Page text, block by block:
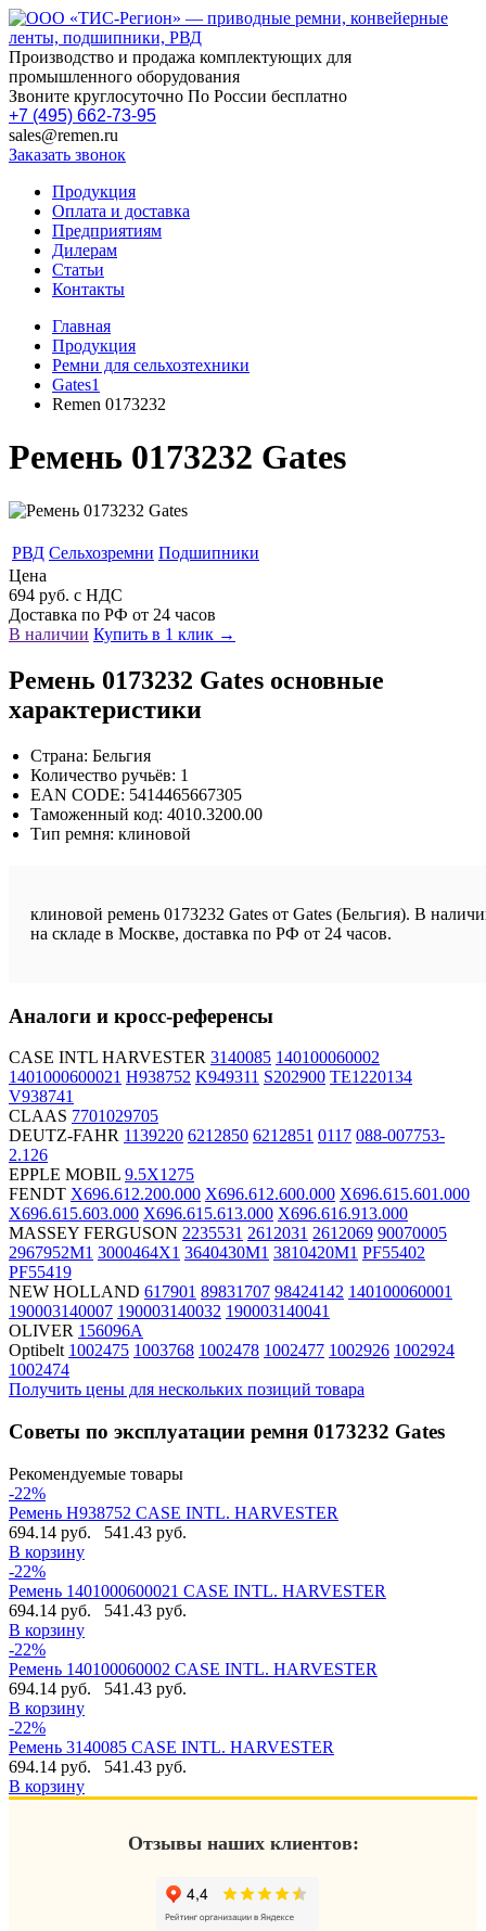
Производство и продажа комплектующих для
промышленного оборудования
Звоните круглосуточно По России бесплатно
+7 (495) 662-73-95
sales@remen.ru
Заказать звонок
Продукция
Оплата и доставка
Предприятиям
Дилерам
Статьи
Контакты
Главная
Продукция
Ремни для сельхозтехники
Gates1
Remen 0173232
Ремень 0173232 Gates
РВД Сельхозремни Подшипники
Цена
694 руб. с НДС
Доставка по РФ от 24 часов
В наличии Купить в 1 клик →
Ремень 0173232 Gates основные
характеристики
Страна: Бельгия
Количество ручьёв: 1
EAN CODE: 5414465667305
Таможенный код: 4010.3200.00
Тип ремня: клиновой
клиновой ремень 0173232 Gates от Gates (Бельгия). В
на складе в Москве, доставка по РФ от 24 часов.
Аналоги и кросс-референсы
CASE INTL HARVESTER 3140085 140100060002
1401000600021 H938752 K949311 S202900 TE1220134
V938741
CLAAS 7701029705
DEUTZ-FAHR 1139220 6212850 6212851 0117 088-007753-
2.126
EPPLE MOBIL 9.5X1275
FENDT X696.612.200.000 X696.612.600.000 X696.615.601.000
X696.615.603.000 X696.615.613.000 X696.616.913.000
MASSEY FERGUSON 2235531 2612031 2612069 90070005
2967952M1 3000464X1 3640430M1 3810420M1 PF55402
PF55419
NEW HOLLAND 617901 89831707 98424142 140100060001
190003140007 190003140032 190003140041
OLIVER 156096A
Optibelt 1002475 1003768 1002478 1002477 1002926 1002924
1002474
Получить цены для нескольких позиций товара
Советы по эксплуатации ремня 0173232 Gates
Рекомендуемые товары
-22%
Ремень H938752 CASE INTL. HARVESTER
694.14 руб.
541.43 руб.
В корзину
-22%
Ремень 1401000600021 CASE INTL. HARVESTER
694.14 руб.
541.43 руб.
В корзину
-22%
Ремень 140100060002 CASE INTL. HARVESTER
694.14 руб.
541.43 руб.
В корзину
-22%
Ремень 3140085 CASE INTL. HARVESTER
694.14 руб.
541.43 руб.
В корзину
Отзывы наших клиентов: